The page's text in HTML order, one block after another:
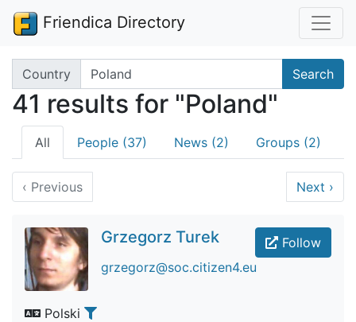
Friendica Directory
Search terms
Country Search
41 results for "Poland"
All People (37) News (2) Groups (2)
‹ Previous Next ›
Follow
Grzegorz Turek
grzegorz@soc.citizen4.eu
Polski